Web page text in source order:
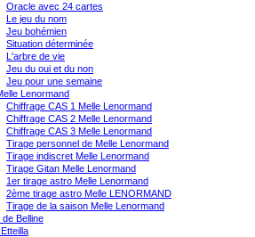
Oracle avec 24 cartes
Le jeu du nom
Jeu bohémien
Situation déterminée
L'arbre de vie
Jeu du oui et du non
Jeu pour une semaine
Lenormand
Chiffrage CAS 1 Melle Lenormand
Chiffrage CAS 2 Melle Lenormand
Chiffrage CAS 3 Melle Lenormand
Tirage personnel de Melle Lenormand
Tirage indiscret Melle Lenormand
Tirage Gitan Melle Lenormand
1er tirage astro Melle Lenormand
2ème tirage astro Melle LENORMAND
Tirage de la saison Melle Lenormand
Belline